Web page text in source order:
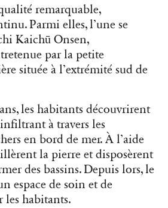
remarquable,
Parmi elles, l’une se
Kaichū Onsen,
par la petite
située à l’extrémité sud de
les habitants découvrirent
à travers les
en bord de mer. À l’aide
la pierre et disposèrent
des bassins. Depuis lors, le
espace de soin et de
les habitants.